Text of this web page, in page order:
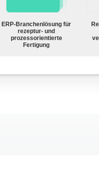
ERP-Branchenlösung für
rezeptur- und
prozessorientierte
Fertigung